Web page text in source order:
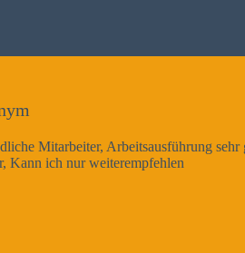
sehr gut und sehr